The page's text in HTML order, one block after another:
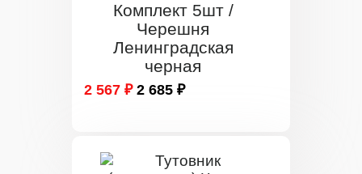
Комплект 5шт /
Черешня
Ленинградская
черная
2 567 ₽ 2 685 ₽